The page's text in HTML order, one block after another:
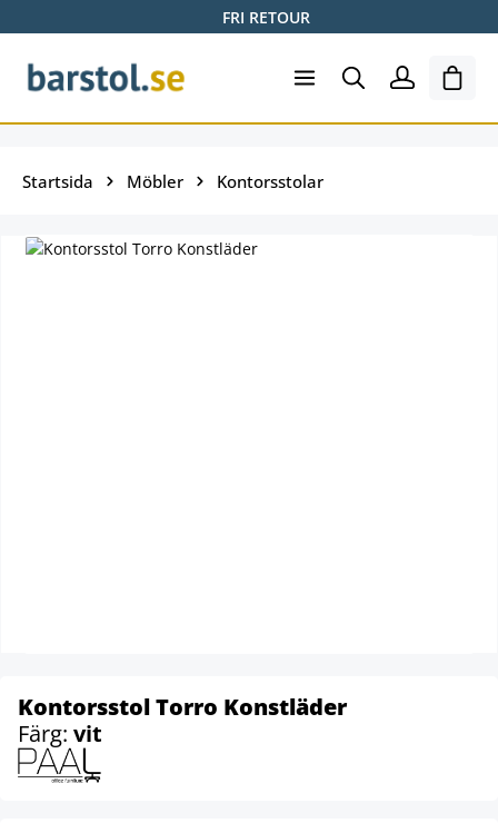
FRI RETOUR
Startsida Möbler Kontorsstolar
Kontorsstol Torro Konstläder
Färg: vit